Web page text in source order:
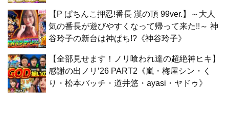
【P ぱちんこ押忍!番長 漢の頂 99ver.】～大人
気の番長が遊びやすくなって帰って来た!!～ 神
谷玲子の新台は神ぱち!?《神谷玲子》
【全部見せます！ノリ喰われ達の超絶神ヒキ】
感謝の出ノリ’26 PART2《嵐・梅屋シン・く
り・松本バッチ・道井悠・ayasi・ヤドゥ》